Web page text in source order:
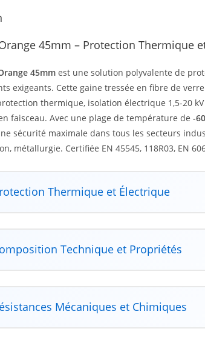
45mm – Protection Thermique
45mm est une solution polyvalente de
exigeants. Cette gaine tressée en fibre de
thermique, isolation électrique 1,5-20
faisceau. Avec une plage de température de -
sécurité maximale dans tous les secteurs
métallurgie. Certifiée EN 45545, 118R03, EN
Thermique et Électrique
Technique et Propriétés
Mécaniques et Chimiques